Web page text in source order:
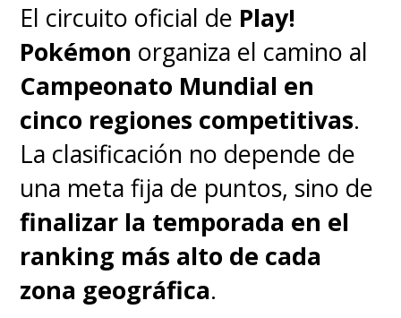
El circuito oficial de Play!
Pokémon organiza el camino al
Campeonato Mundial en
cinco regiones competitivas.
La clasificación no depende de
una meta fija de puntos, sino de
finalizar la temporada en el
ranking más alto de cada
zona geográfica.